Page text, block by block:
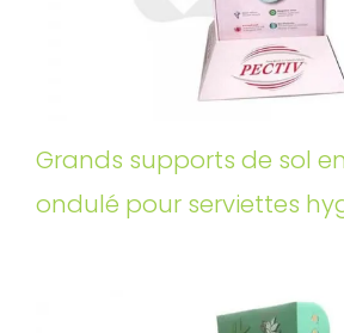
Grands supports de sol
ondulé pour serviettes